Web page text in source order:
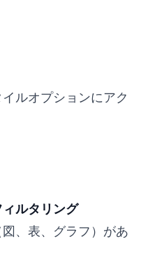
ルオプションにアク
ルタリング
、表、グラフ）があ